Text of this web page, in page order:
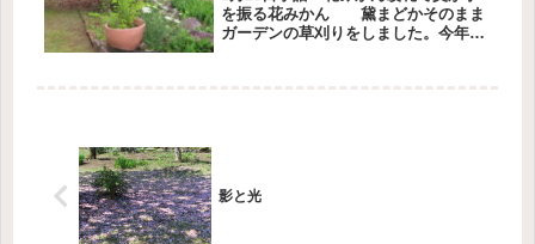
を振る花みかん 黛まどかそのまま
ガーデンの草刈りをしました。今年二
影と光